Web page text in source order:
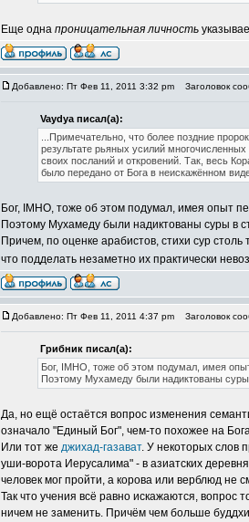
Еще одна проницательная личность
Добавлено: Пт Фев 11, 2011 3:32 pm Заголовок
Vaydya писал(а):
...Примечательно, что более поздние
результате рьяных усилий
своих посланий и откровений. Так, весь
было передано от Бога в неискажённом
Бог, IMHO, тоже об этом подумал, имея опыт
Поэтому Мухамеду были надиктованы суры в
Причем, по оценке арабистов, стихи сур
что подделать незаметно их практически
Добавлено: Пт Фев 11, 2011 4:37 pm Заголовок
Грибник писал(а):
Бог, IMHO, тоже об этом подумал, имея
Поэтому Мухамеду были надиктованы
Да, но ещё остаётся вопрос изменения
означало "Единый Бог", чем-то похожее на
Или тот же джихад-газават. У некоторых слов
уши-ворота Иерусалима" - в азиатских
человек мог пройти, а корова или верблюд не
Так что учения всё равно искажаются, вопрос
ничем не заменить. Причём чем больше